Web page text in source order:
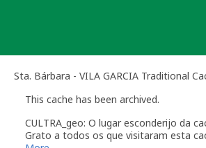
Sta. Bárbara - VILA GARCIA Traditional
This cache has been archived.
CULTRA_geo: O lugar esconderijo da
Grato a todos os que visitaram esta